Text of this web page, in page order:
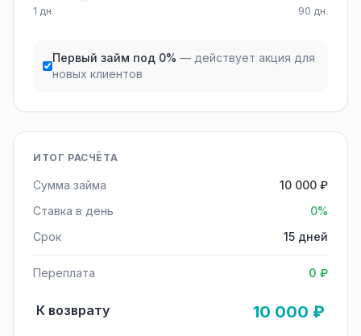
1 дн. 90 дн.
Первый займ под 0% — действует акция для
новых клиентов
ИТОГ РАСЧЁТА
Сумма займа
10 000 ₽
Ставка в день
0%
Срок
15 дней
Переплата 0 ₽
К возврату 10 000 ₽